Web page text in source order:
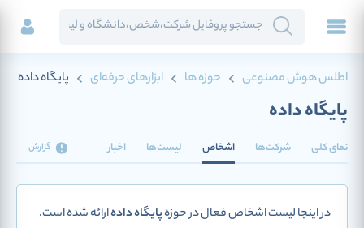
اطلس هوش مصنوعی حوزه ها ابزارهای حرفه‌ای پایگاه داده
پایگاه داده
نمای کلی شرکت‌ها اشخاص لیست‌ها اخبار گزارش
در اینجا لیست اشخاص فعال در حوزهپایگاه دادهارائه شده است.